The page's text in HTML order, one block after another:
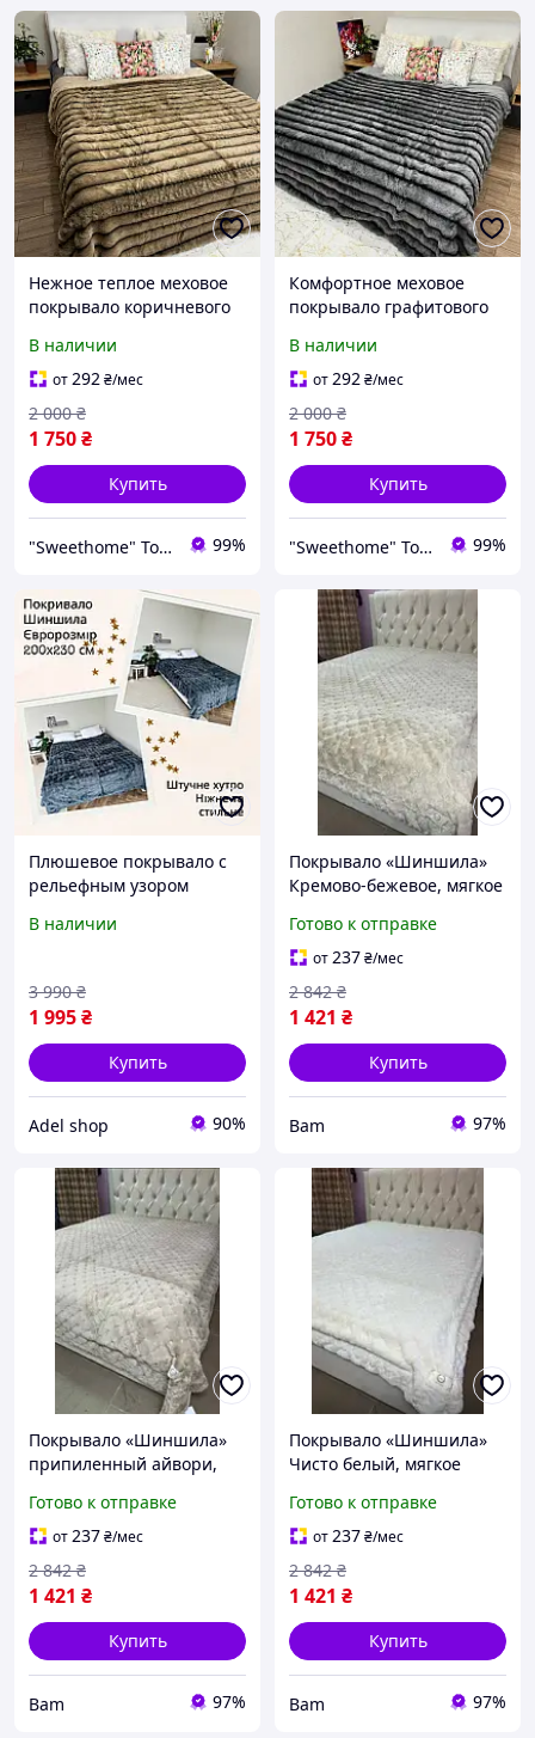
Нежное теплое меховое
покрывало коричневого
искусственного меха
евро, пушистое
покрывало с полосками
220х240
В наличии
от292₴/мес
1 750₴
2 000 ₴
Купить
"Sweethome" Товари для дому 99%
Комфортное меховое
покрывало графитового
искусственного меха евро
с полосками 220х240 см.
Мягкое и теплое.
В наличии
от292₴/мес
1 750₴
2 000 ₴
Купить
"Sweethome" Товари для дому 99%
Плюшевое покрывало с
рельефным узором
шиншилла евроразмера
В наличии
1 995₴
3 990 ₴
Купить
Adel shop 90%
Покрывало «Шиншила»
Кремово-бежевое, мягкое
2,20 × 2,40 м для кровати
pix
Готово к отправке
от237₴/мес
1 421 ₴
2 842 ₴
Купить
Bam 97%
Покрывало «Шиншила»
припиленный айвори,
покрывало 2,20 × 2,40 м
для кровати pix
Готово к отправке
от237₴/мес
1 421 ₴
2 842 ₴
Купить
Bam 97%
Покрывало «Шиншила»
Чисто белый, мягкое
2,20×2,40 м для кровати
pix
Готово к отправке
от237₴/мес
1 421 ₴
2 842 ₴
Купить
Bam 97%